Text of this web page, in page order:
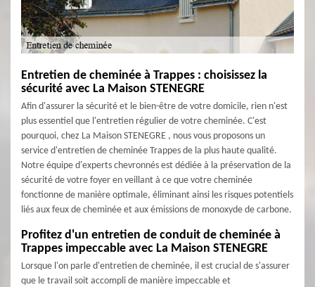
Entretien de cheminée à Trappes : choisissez la
sécurité avec La Maison STENEGRE
Afin d'assurer la sécurité et le bien-être de votre domicile, rien n'est
plus essentiel que l'entretien régulier de votre cheminée. C'est
pourquoi, chez La Maison STENEGRE , nous vous proposons un
service d'entretien de cheminée Trappes de la plus haute qualité.
Notre équipe d'experts chevronnés est dédiée à la préservation de la
sécurité de votre foyer en veillant à ce que votre cheminée
fonctionne de manière optimale, éliminant ainsi les risques potentiels
liés aux feux de cheminée et aux émissions de monoxyde de carbone.
Profitez d'un entretien de conduit de cheminée à
Trappes impeccable avec La Maison STENEGRE
Lorsque l'on parle d'entretien de cheminée, il est crucial de s'assurer
que le travail soit accompli de manière impeccable et